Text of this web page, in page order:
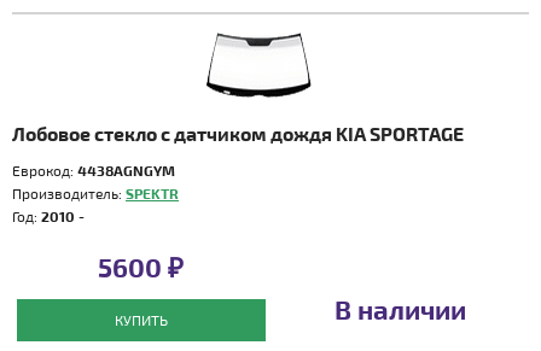
Лобовое стекло с датчиком дождя KIA SPORTAGE
Еврокод: 4438AGNGYM
Производитель: SPEKTR
Год: 2010 -
5600 ₽
КУПИТЬ В наличии